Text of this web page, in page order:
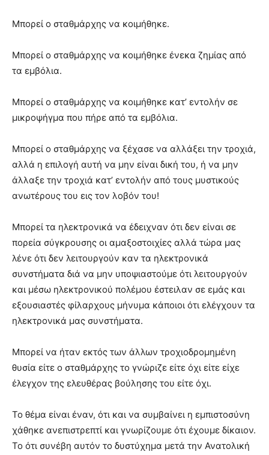
Μπορεί ο σταθμάρχης να κοιμήθηκε.
Μπορεί ο σταθμάρχης να κοιμήθηκε ένεκα ζημίας από
τα εμβόλια.
Μπορεί ο σταθμάρχης να κοιμήθηκε κατ’ εντολήν σε
μικροψήγμα που πήρε από τα εμβόλια.
Μπορεί ο σταθμάρχης να ξέχασε να αλλάξει την τροχιά,
αλλά η επιλογή αυτή να μην είναι δική του, ή να μην
άλλαξε την τροχιά κατ’ εντολήν από τους μυστικούς
ανωτέρους του εις τον λοβόν του!
Μπορεί τα ηλεκτρονικά να έδειχναν ότι δεν είναι σε
πορεία σύγκρουσης οι αμαξοστοιχίες αλλά τώρα μας
λένε ότι δεν λειτουργούν καν τα ηλεκτρονικά
συνστήματα διά να μην υποψιαστούμε ότι λειτουργούν
και μέσω ηλεκτρονικού πολέμου έστειλαν σε εμάς και
εξουσιαστές φίλαρχους μήνυμα κάποιοι ότι ελέγχουν τα
ηλεκτρονικά μας συνστήματα.
Μπορεί να ήταν εκτός των άλλων τροχιοδρομημένη
θυσία είτε ο σταθμάρχης το γνώριζε είτε όχι είτε είχε
έλεγχον της ελευθέρας βούλησης του είτε όχι.
Το θέμα είναι έναν, ότι και να συμβαίνει η εμπιστοσύνη
χάθηκε ανεπιστρεπτί και γνωρίζουμε ότι έχουμε δίκαιον.
Το ότι συνέβη αυτόν το δυστύχημα μετά την Ανατολική